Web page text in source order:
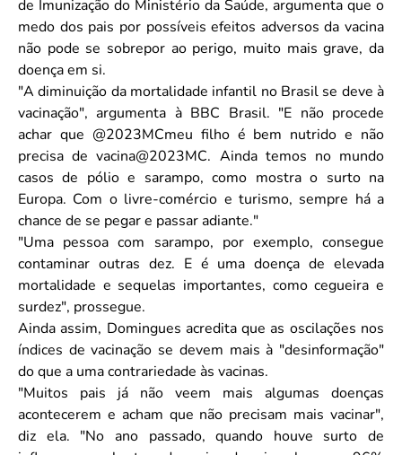
de Imunização do Ministério da Saúde, argumenta que o
medo dos pais por possíveis efeitos adversos da vacina
não pode se sobrepor ao perigo, muito mais grave, da
doença em si.
"A diminuição da mortalidade infantil no Brasil se deve à
vacinação", argumenta à BBC Brasil. "E não procede
achar que @2023MCmeu filho é bem nutrido e não
precisa de vacina@2023MC. Ainda temos no mundo
casos de pólio e sarampo, como mostra o surto na
Europa. Com o livre-comércio e turismo, sempre há a
chance de se pegar e passar adiante."
"Uma pessoa com sarampo, por exemplo, consegue
contaminar outras dez. E é uma doença de elevada
mortalidade e sequelas importantes, como cegueira e
surdez", prossegue.
Ainda assim, Domingues acredita que as oscilações nos
índices de vacinação se devem mais à "desinformação"
do que a uma contrariedade às vacinas.
"Muitos pais já não veem mais algumas doenças
acontecerem e acham que não precisam mais vacinar",
diz ela. "No ano passado, quando houve surto de